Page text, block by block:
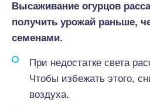
Высаживание огурцов
получить урожай раньше,
семенами.
При недостатке света
Чтобы избежать этого,
воздуха.